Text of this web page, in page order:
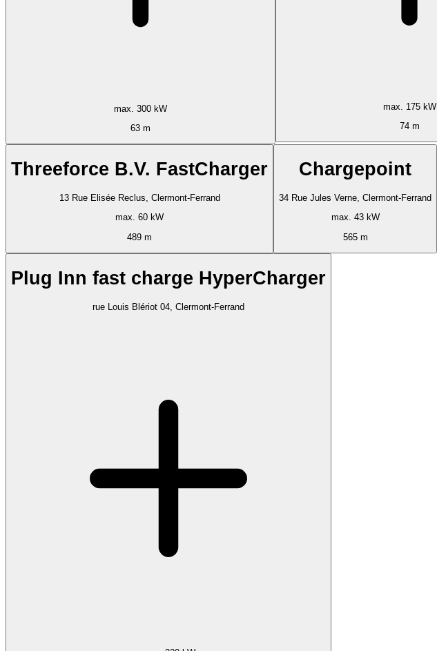
max. 300 kW
63 m
max. 175 kW
74 m
Threeforce B.V. FastCharger
13 Rue Elisée Reclus, Clermont-Ferrand
max. 60 kW
489 m
Chargepoint
34 Rue Jules Verne, Clermont-Ferrand
max. 43 kW
565 m
Plug Inn fast charge HyperCharger
rue Louis Blériot 04, Clermont-Ferrand